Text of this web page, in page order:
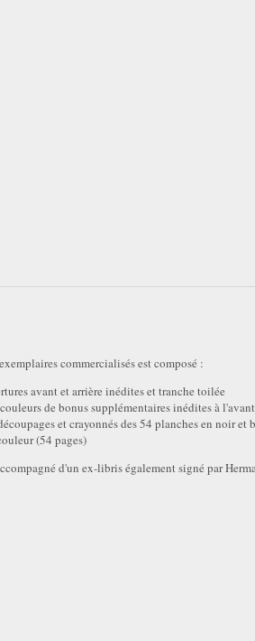
commercialisés est composé :
avant et arrière inédites et tranche toilée
de bonus supplémentaires inédites à l'avant
et crayonnés des 54 planches en noir et
(54 pages)
d'un ex-libris également signé par